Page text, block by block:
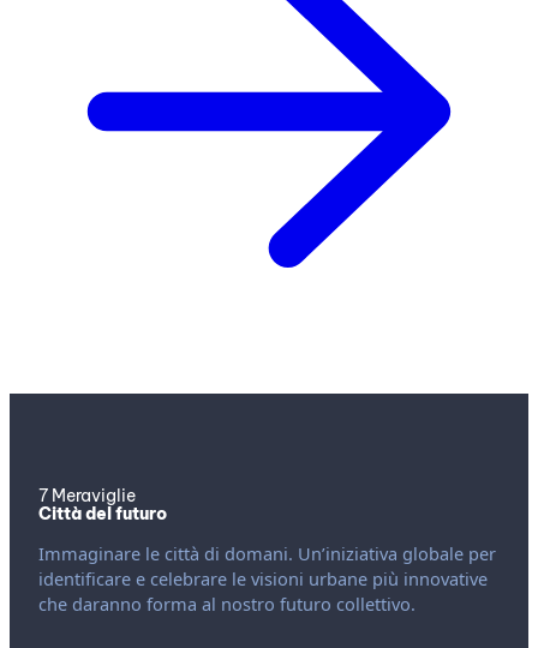
7 Meraviglie
Città del futuro
Immaginare le città di domani. Un’iniziativa globale per
identificare e celebrare le visioni urbane più innovative
che daranno forma al nostro futuro collettivo.